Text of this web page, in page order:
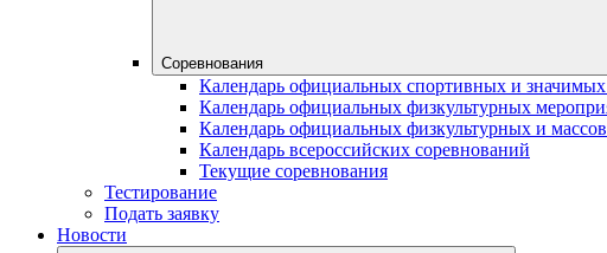
Соревнования
Календарь официальных спортивных и
Календарь официальных физкультурных
Календарь официальных физкультурных и
Календарь всероссийских соревнований
Текущие соревнования
Тестирование
Подать заявку
Новости